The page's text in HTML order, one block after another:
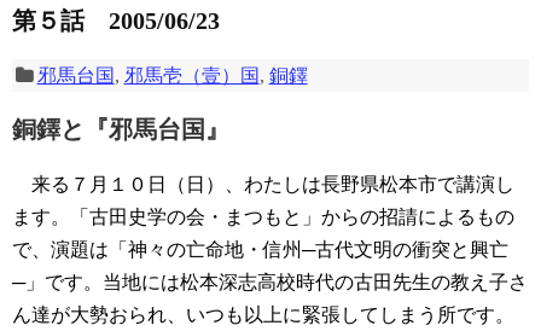
第５話 2005/06/23
邪馬台国 , 邪馬壱（壹）国 , 銅鐸
銅鐸と『邪馬台国』
来る７月１０日（日）、わたしは長野県松本市で講演し
ます。「古田史学の会・まつもと」からの招請によるもの
で、演題は「神々の亡命地・信州─古代文明の衝突と興亡
─」です。当地には松本深志高校時代の古田先生の教え子さ
ん達が大勢おられ、いつも以上に緊張してしまう所です。